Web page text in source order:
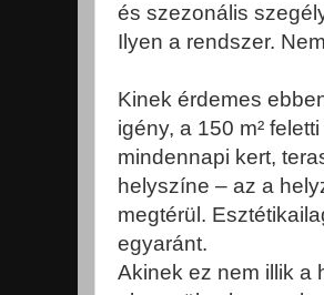
és szezonális
Ilyen a rendszer.
Kinek érdemes
igény, a 150 m²
mindennapi kert,
helyszíne – az a
megtérül.
egyaránt.
Akinek ez nem illik a